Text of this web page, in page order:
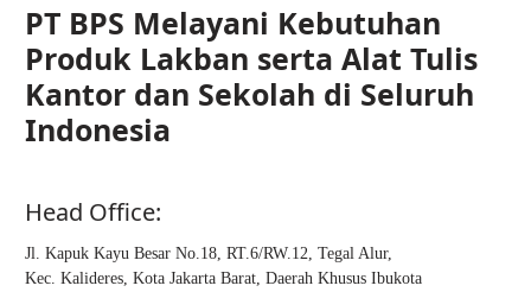
PT BPS Melayani Kebutuhan
Produk Lakban serta Alat Tulis
Kantor dan Sekolah di Seluruh
Indonesia
Head Office:
Jl. Kapuk Kayu Besar No.18, RT.6/RW.12, Tegal Alur,
Kec. Kalideres, Kota Jakarta Barat, Daerah Khusus Ibukota